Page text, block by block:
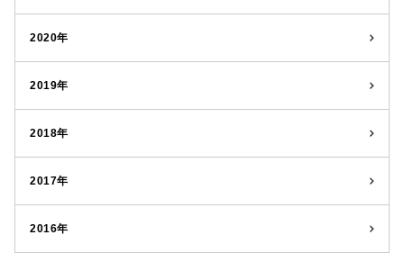
2020年
2019年
2018年
2017年
2016年